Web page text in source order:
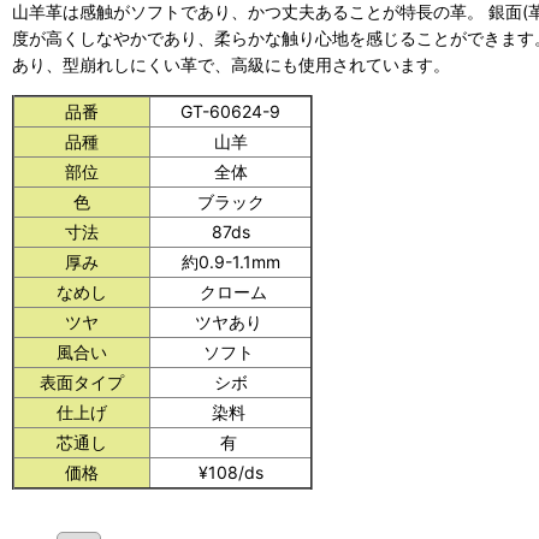
山羊革は感触がソフトであり、かつ丈夫あることが特長の革。 銀面
度が高くしなやかであり、柔らかな触り心地を感じることができま
あり、型崩れしにくい革で、高級にも使用されています。
品番
GT-60624-9
品種
山羊
部位
全体
色
ブラック
寸法
87ds
厚み
約0.9-1.1mm
なめし
クローム
ツヤ
ツヤあり
風合い
ソフト
表面タイプ
シボ
仕上げ
染料
芯通し
有
価格
¥108/ds